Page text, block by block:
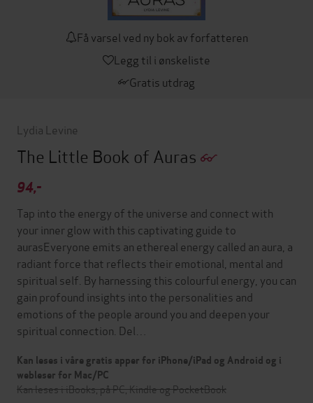
Få varsel ved ny bok av forfatteren
Legg til i ønskeliste
Gratis utdrag
Lydia Levine
The Little Book of Auras
94,-
Tap into the energy of the universe and connect with
your inner glow with this captivating guide to
aurasEveryone emits an ethereal energy called an aura, a
radiant force that reflects their emotional, mental and
spiritual self. By harnessing this colourful energy, you can
gain profound insights into the personalities and
emotions of the people around you and deepen your
spiritual connection. Del…
Kan leses i våre gratis apper for iPhone/iPad og Android og i
webleser for Mac/PC
Kan leses i iBooks, på PC, Kindle og PocketBook